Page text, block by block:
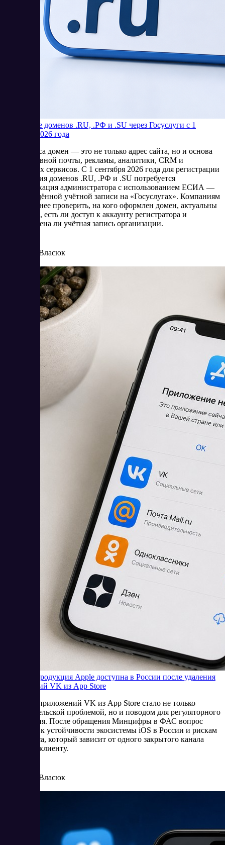
Продление доменов .RU, .РФ и .SU через Госуслуги с 1
сентября 2026 года
Для бизнеса домен — это не только адрес сайта, но и основа
корпоративной почты, рекламы, аналитики, CRM и
клиентских сервисов. С 1 сентября 2026 года для регистрации
и продления доменов .RU, .РФ и .SU потребуется
идентификация администратора с использованием ЕСИА —
подтверждённой учётной записи на «Госуслугах». Компаниям
стоит заранее проверить, на кого оформлен домен, актуальны
ли данные, есть ли доступ к аккаунту регистратора и
подготовлена ли учётная запись организации.
Елена Власюк
Будет ли продукция Apple доступна в России после удаления
приложений VK из App Store
Удаление приложений VK из App Store стало не только
пользовательской проблемой, но и поводом для регуляторного
обсуждения. После обращения Минцифры в ФАС вопрос
сместился к устойчивости экосистемы iOS в России и рискам
для бизнеса, который зависит от одного закрытого канала
доступа к клиенту.
Елена Власюк